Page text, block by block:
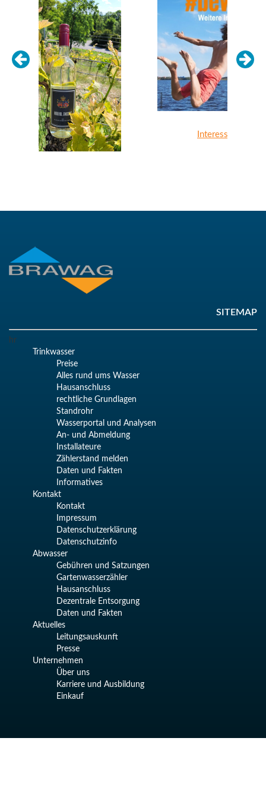
Previous
Interessiert? Informiere dich!
Next
SITEMAP
hr
Trinkwasser
Preise
Alles rund ums Wasser
Hausanschluss
rechtliche Grundlagen
Standrohr
Wasserportal und Analysen
An- und Abmeldung
Installateure
Zählerstand melden
Daten und Fakten
Informatives
Kontakt
Kontakt
Impressum
Datenschutzerklärung
Datenschutzinfo
Abwasser
Gebühren und Satzungen
Gartenwasserzähler
Hausanschluss
Dezentrale Entsorgung
Daten und Fakten
Aktuelles
Leitungsauskunft
Presse
Unternehmen
Über uns
Karriere und Ausbildung
Einkauf